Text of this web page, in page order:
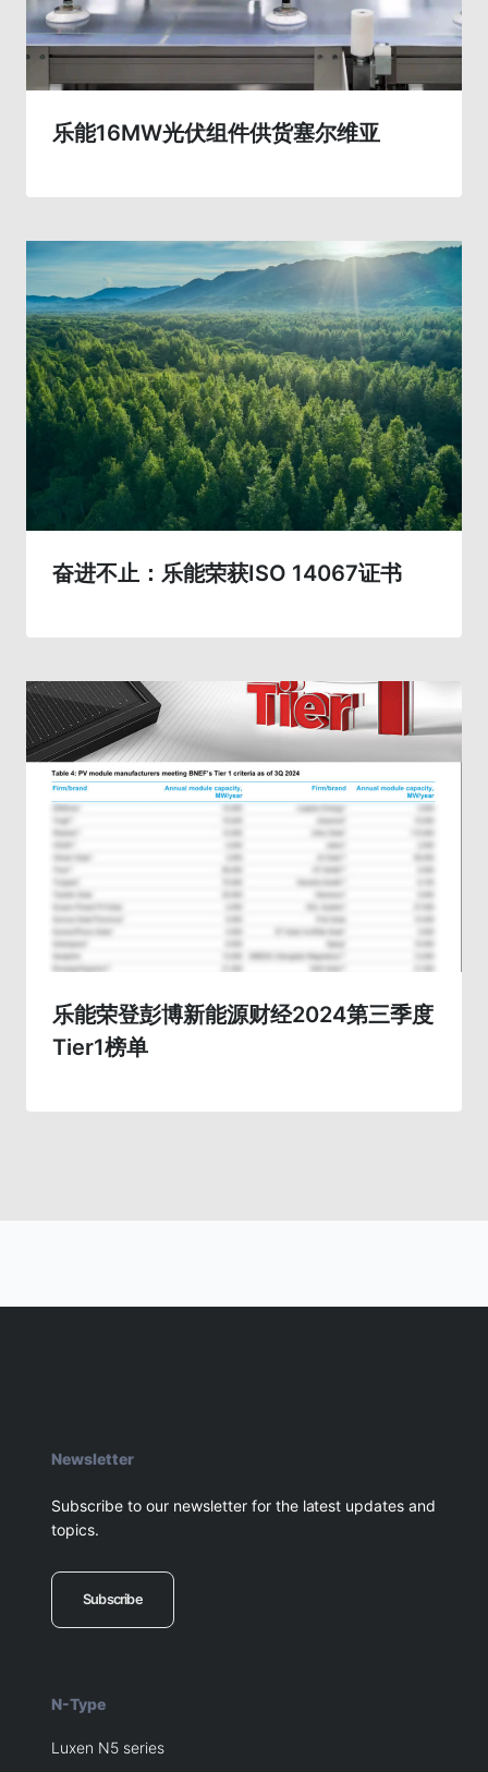
乐能16MW光伏组件供货塞尔维亚
奋进不止：乐能荣获ISO 14067证书
乐能荣登彭博新能源财经2024第三季度
Tier1榜单
Newsletter
Subscribe to our newsletter for the latest updates and
topics.
Subscribe
N-Type
Luxen N5 series